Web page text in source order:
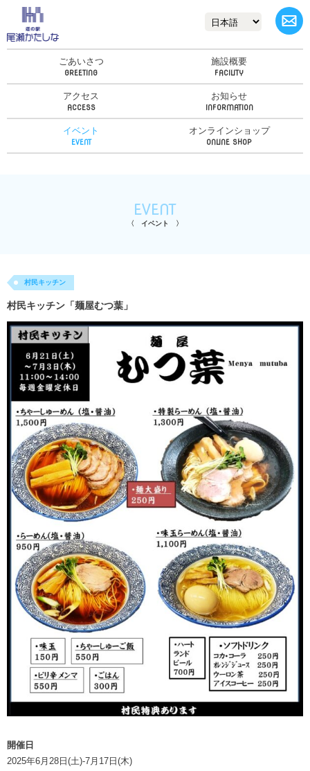
ごあいさつ 施設概要
アクセス お知らせ
イベント オンラインショップ
EVENT
イベント
村民キッチン
村民キッチン「麺屋むつ葉」
開催日
2025年6月28日(土)-7月17日(木)